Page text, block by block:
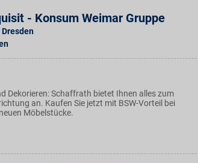
- Konsum Weimar Gruppe
Dresden
Dekorieren: Schaffrath bietet Ihnen alles zum
an. Kaufen Sie jetzt mit BSW-Vorteil bei
Möbelstücke.